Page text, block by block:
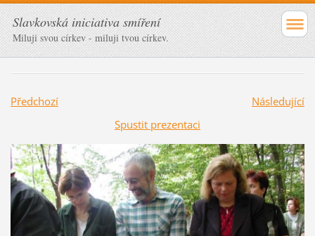
Slavkovská iniciativa smíření
Miluji svou církev - miluji tvou církev.
Předchozí
Následující
Spustit prezentaci